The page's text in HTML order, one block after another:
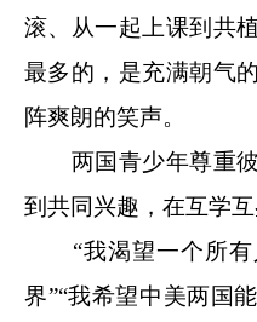
滚、从一起上课到共
最多的，是充满朝气
阵爽朗的笑声。
两国青少年尊重彼
到共同兴趣，在互学互
“我渴望一个所有
界”“我希望中美两国